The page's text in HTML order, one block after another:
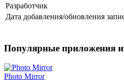
Разработчик
Дата добавления/обновления
Популярные приложения
Photo Mirror